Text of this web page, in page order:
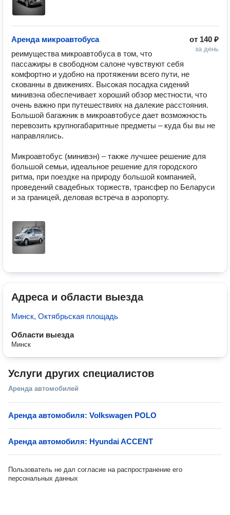
от 140 ₽
за день
Аренда микроавтобуса
реимущества микроавтобуса в том, что
пассажиры в свободном салоне чувствуют себя
комфортно и удобно на протяжении всего пути, не
скованны в движениях. Высокая посадка сидений
минивэна обеспечивает хороший обзор местности, что
очень важно при путешествиях на далекие расстояния.
Большой багажник в микроавтобусе дает возможность
перевозить крупногабаритные предметы – куда бы вы не
направлялись.
Микроавтобус (минивэн) – также лучшее решение для
большой семьи, идеальное решение для городского
ритма, при поездке на природу большой компанией,
проведений свадебных торжеств, трансфер по Беларуси
и за границей, деловая встреча в аэропорту.
Адреса и области выезда
Минск, Октябрьская площадь
Области выезда
Минск
Услуги других специалистов
Аренда автомобилей
Аренда автомобиля: Volkswagen POLO
Аренда автомобиля: Hyundai ACCENT
Пользователь не дал согласие на распространение его
персональных данных